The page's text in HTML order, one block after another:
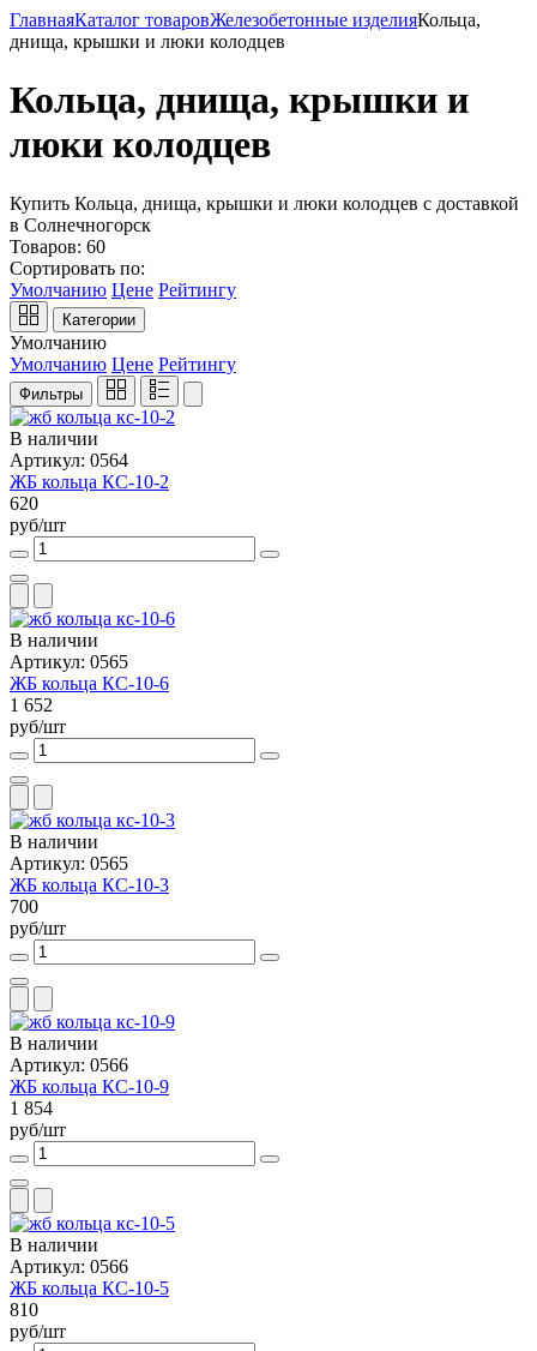
ГлавнаяКаталог товаровЖелезобетонные изделияКольца,
днища, крышки и люки колодцев
Кольца, днища, крышки и
люки колодцев
Купить Кольца, днища, крышки и люки колодцев с доставкой
в Солнечногорск
Товаров: 60
Сортировать по:
Умолчанию Цене Рейтингу
Категории
Умолчанию
Умолчанию Цене Рейтингу
Фильтры
В наличии
Артикул: 0564
ЖБ кольца КС-10-2
620
руб/шт
В наличии
Артикул: 0565
ЖБ кольца КС-10-6
1 652
руб/шт
В наличии
Артикул: 0565
ЖБ кольца КС-10-3
700
руб/шт
В наличии
Артикул: 0566
ЖБ кольца КС-10-9
1 854
руб/шт
В наличии
Артикул: 0566
ЖБ кольца КС-10-5
810
руб/шт